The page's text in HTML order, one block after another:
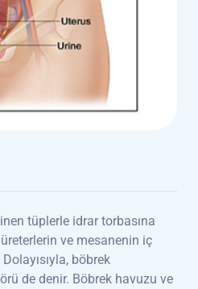
tüplerle idrar torbasına
ve mesanenin iç
böbrek
de denir. Böbrek havuzu ve